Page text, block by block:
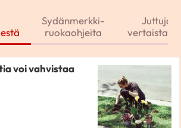
Sydänmerkki-
ruokaohjeita
Juttuja
voi vahvistaa